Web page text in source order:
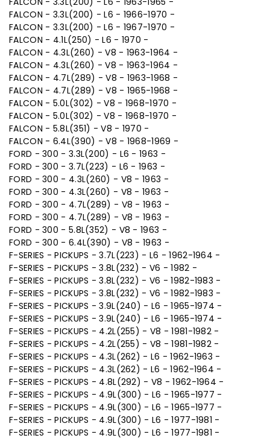
FALCON - 3.3L(200) - L6 - 1966-1970 -
FALCON - 3.3L(200) - L6 - 1967-1970 -
FALCON - 4.1L(250) - L6 - 1970 -
FALCON - 4.3L(260) - V8 - 1963-1964 -
FALCON - 4.3L(260) - V8 - 1963-1964 -
FALCON - 4.7L(289) - V8 - 1963-1968 -
FALCON - 4.7L(289) - V8 - 1965-1968 -
FALCON - 5.0L(302) - V8 - 1968-1970 -
FALCON - 5.0L(302) - V8 - 1968-1970 -
FALCON - 5.8L(351) - V8 - 1970 -
FALCON - 6.4L(390) - V8 - 1968-1969 -
FORD - 300 - 3.3L(200) - L6 - 1963 -
FORD - 300 - 3.7L(223) - L6 - 1963 -
FORD - 300 - 4.3L(260) - V8 - 1963 -
FORD - 300 - 4.3L(260) - V8 - 1963 -
FORD - 300 - 4.7L(289) - V8 - 1963 -
FORD - 300 - 4.7L(289) - V8 - 1963 -
FORD - 300 - 5.8L(352) - V8 - 1963 -
FORD - 300 - 6.4L(390) - V8 - 1963 -
F-SERIES - PICKUPS - 3.7L(223) - L6 - 1962-1964 -
F-SERIES - PICKUPS - 3.8L(232) - V6 - 1982 -
F-SERIES - PICKUPS - 3.8L(232) - V6 - 1982-1983 -
F-SERIES - PICKUPS - 3.8L(232) - V6 - 1982-1983 -
F-SERIES - PICKUPS - 3.9L(240) - L6 - 1965-1974 -
F-SERIES - PICKUPS - 3.9L(240) - L6 - 1965-1974 -
F-SERIES - PICKUPS - 4.2L(255) - V8 - 1981-1982 -
F-SERIES - PICKUPS - 4.2L(255) - V8 - 1981-1982 -
F-SERIES - PICKUPS - 4.3L(262) - L6 - 1962-1963 -
F-SERIES - PICKUPS - 4.3L(262) - L6 - 1962-1964 -
F-SERIES - PICKUPS - 4.8L(292) - V8 - 1962-1964 -
F-SERIES - PICKUPS - 4.9L(300) - L6 - 1965-1977 -
F-SERIES - PICKUPS - 4.9L(300) - L6 - 1965-1977 -
F-SERIES - PICKUPS - 4.9L(300) - L6 - 1977-1981 -
F-SERIES - PICKUPS - 4.9L(300) - L6 - 1977-1981 -